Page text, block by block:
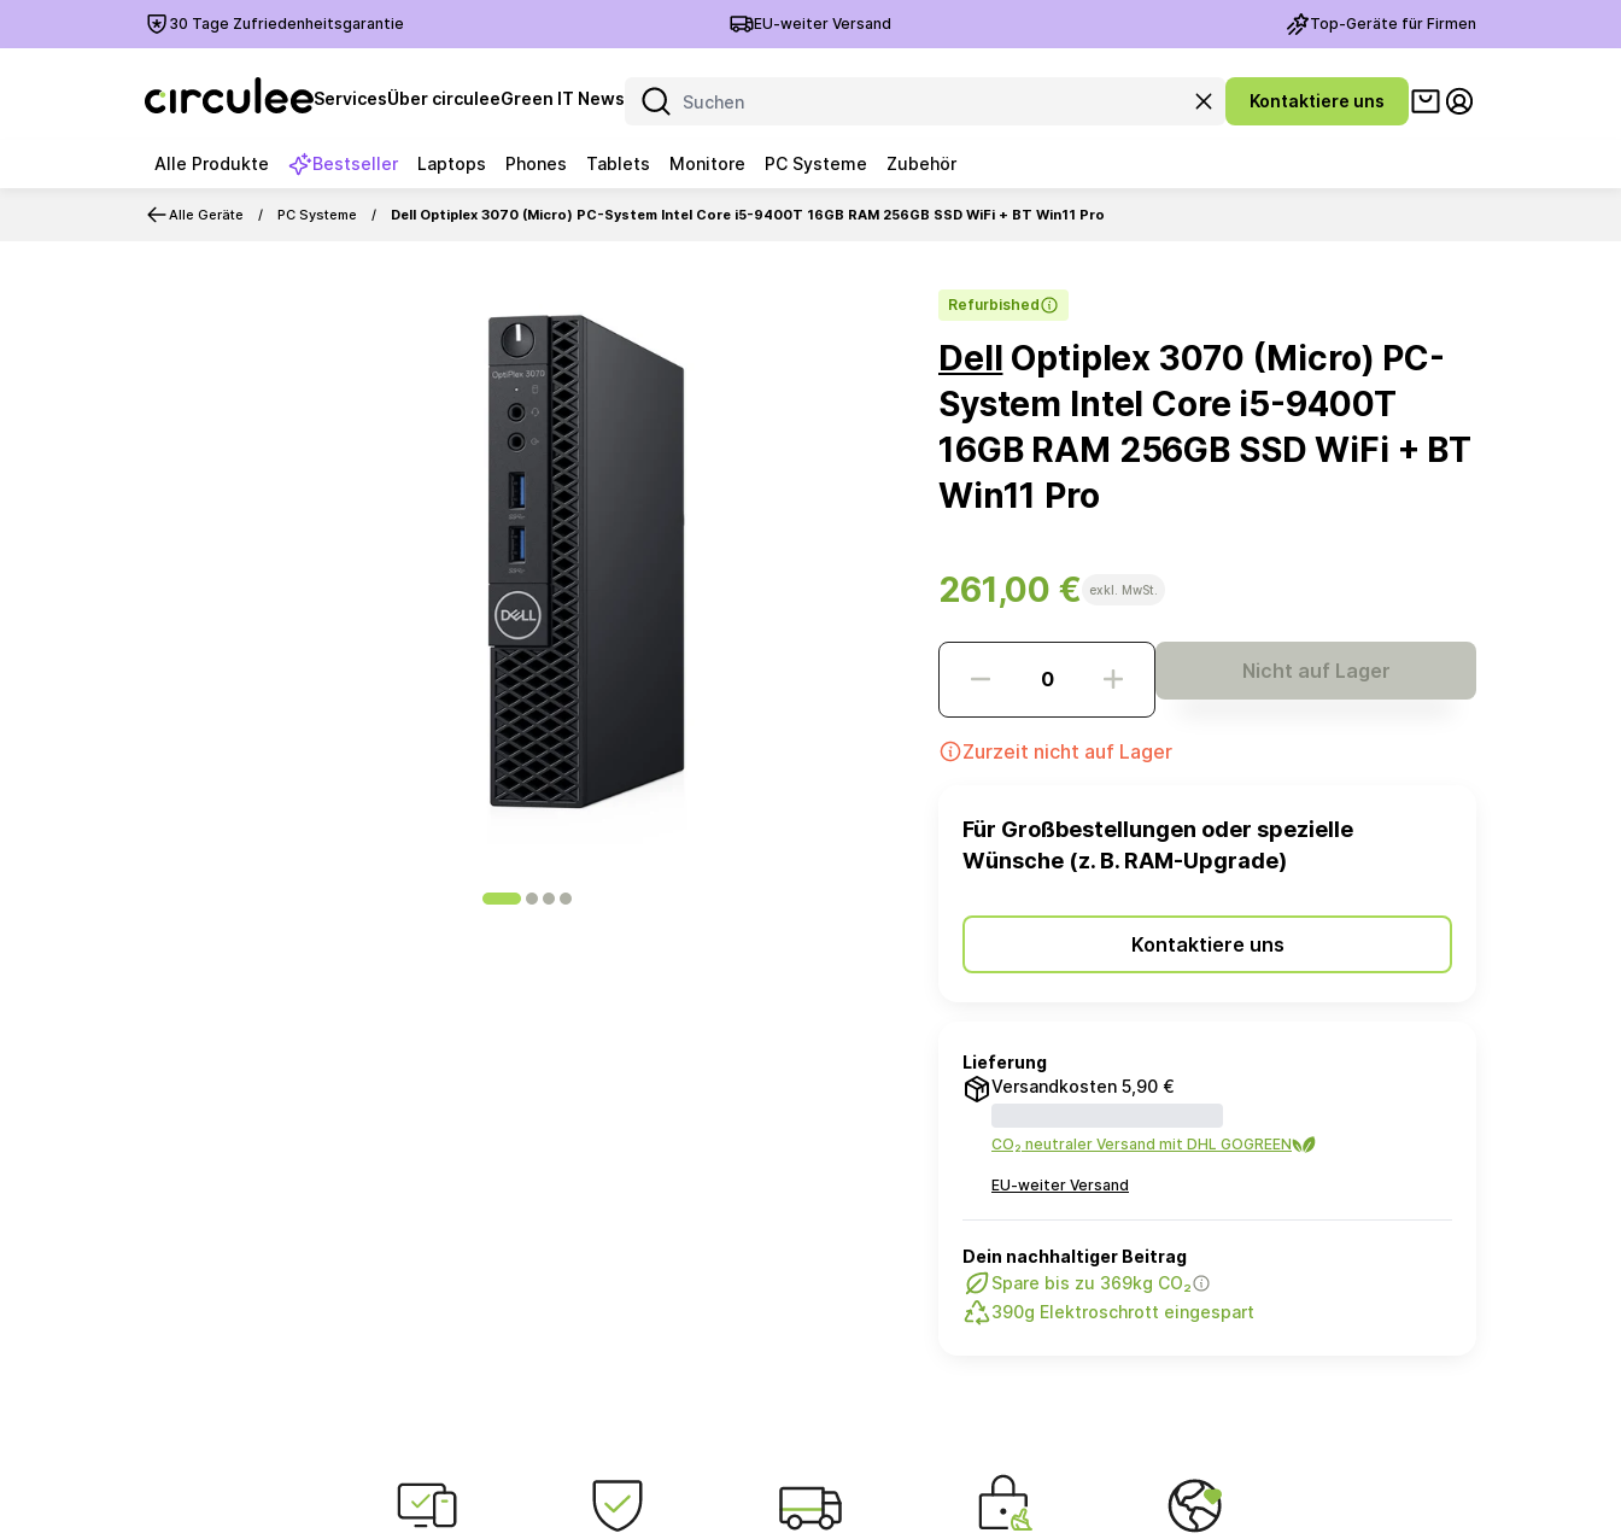
30 Tage Zufriedenheitsgarantie EU-weiter Versand Top-Geräte für Firmen
ServicesÜber circuleeGreen IT News Suchanfrage leeren
Kontaktiere uns
Warenkorb ansehen
Alle Produkte Bestseller Laptops Phones Tablets Monitore PC Systeme Zubehör
Alle Geräte PC Systeme Dell Optiplex 3070 (Micro) PC-System Intel Core i5-9400T 16GB RAM 256GB SSD WiFi + BT Win11 Pro
Refurbished
Dell Optiplex 3070 (Micro) PC-
System Intel Core i5-9400T
16GB RAM 256GB SSD WiFi + BT
Win11 Pro
261,00 € exkl. MwSt.
Nicht auf Lager
Zurzeit nicht auf Lager
Für Großbestellungen oder spezielle
Wünsche (z. B. RAM-Upgrade)
Kontaktiere uns
Lieferung
Versandkosten 5,90 €
CO₂ neutraler Versand mit DHL GOGREEN
EU-weiter Versand
Dein nachhaltiger Beitrag
Spare bis zu 369kg CO₂
390g Elektroschrott eingespart